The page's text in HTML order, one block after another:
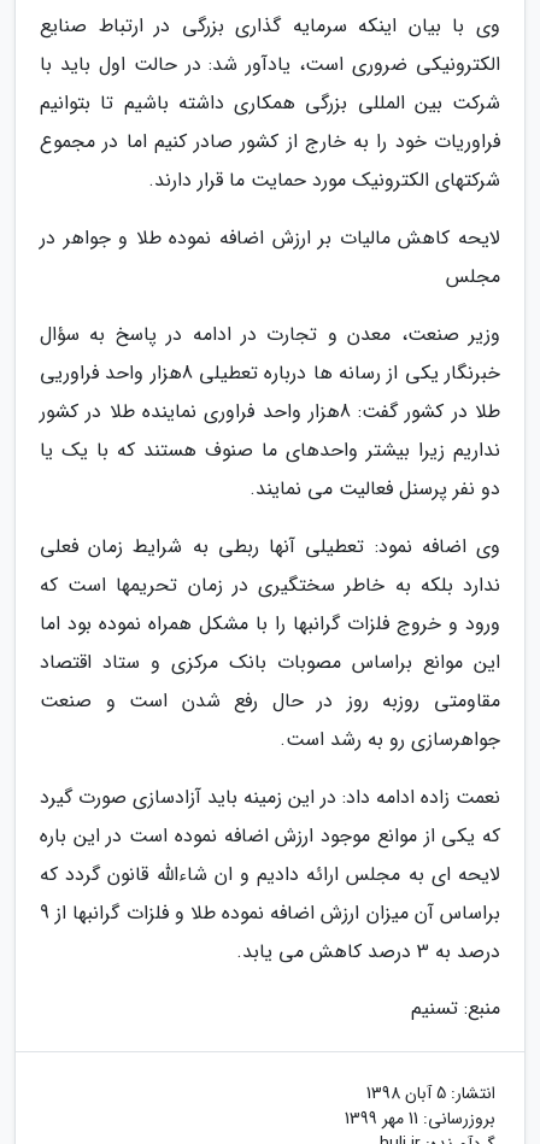
وی با بیان اینکه سرمایه گذاری بزرگی در ارتباط صنایع
الکترونیکی ضروری است، یادآور شد: در حالت اول باید با
شرکت بین المللی بزرگی همکاری داشته باشیم تا بتوانیم
فراوریات خود را به خارج از کشور صادر کنیم اما در مجموع
شرکتهای الکترونیک مورد حمایت ما قرار دارند.
لایحه کاهش مالیات بر ارزش اضافه نموده طلا و جواهر در
مجلس
وزیر صنعت، معدن و تجارت در ادامه در پاسخ به سؤال
خبرنگار یکی از رسانه ها درباره تعطیلی 8هزار واحد فراوریی
طلا در کشور گفت: 8هزار واحد فراوری نماینده طلا در کشور
نداریم زیرا بیشتر واحدهای ما صنوف هستند که با یک یا
دو نفر پرسنل فعالیت می نمایند.
وی اضافه نمود: تعطیلی آنها ربطی به شرایط زمان فعلی
ندارد بلکه به خاطر سختگیری در زمان تحریمها است که
ورود و خروج فلزات گرانبها را با مشکل همراه نموده بود اما
این موانع براساس مصوبات بانک مرکزی و ستاد اقتصاد
مقاومتی روزبه روز در حال رفع شدن است و صنعت
جواهرسازی رو به رشد است.
نعمت زاده ادامه داد: در این زمینه باید آزادسازی صورت گیرد
که یکی از موانع موجود ارزش اضافه نموده است در این باره
لایحه ای به مجلس ارائه دادیم و ان شاءالله قانون گردد که
براساس آن میزان ارزش اضافه نموده طلا و فلزات گرانبها از 9
درصد به 3 درصد کاهش می یابد.
منبع: تسنیم
انتشار: 5 آبان 1398
بروزرسانی: 11 مهر 1399